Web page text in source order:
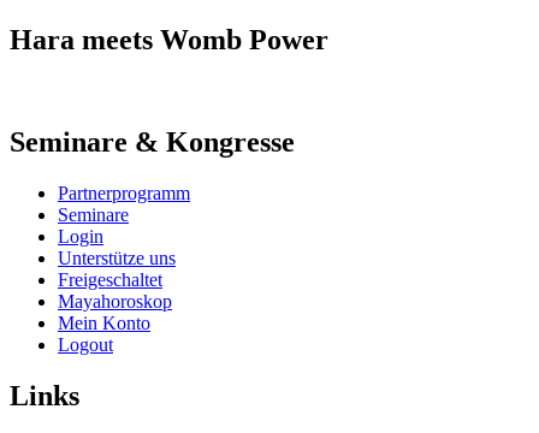
Hara meets Womb Power
Seminare & Kongresse
Partnerprogramm
Seminare
Login
Unterstütze uns
Freigeschaltet
Mayahoroskop
Mein Konto
Logout
Links